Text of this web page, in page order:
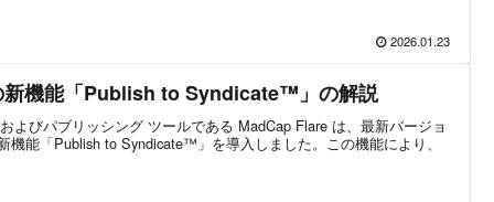
2026.01.23
新機能「Publish to Syndicate™」の解説
よびパブリッシング ツールである MadCap Flare は、最新バージョ
機能「Publish to Syndicate™」を導入しました。この機能により、